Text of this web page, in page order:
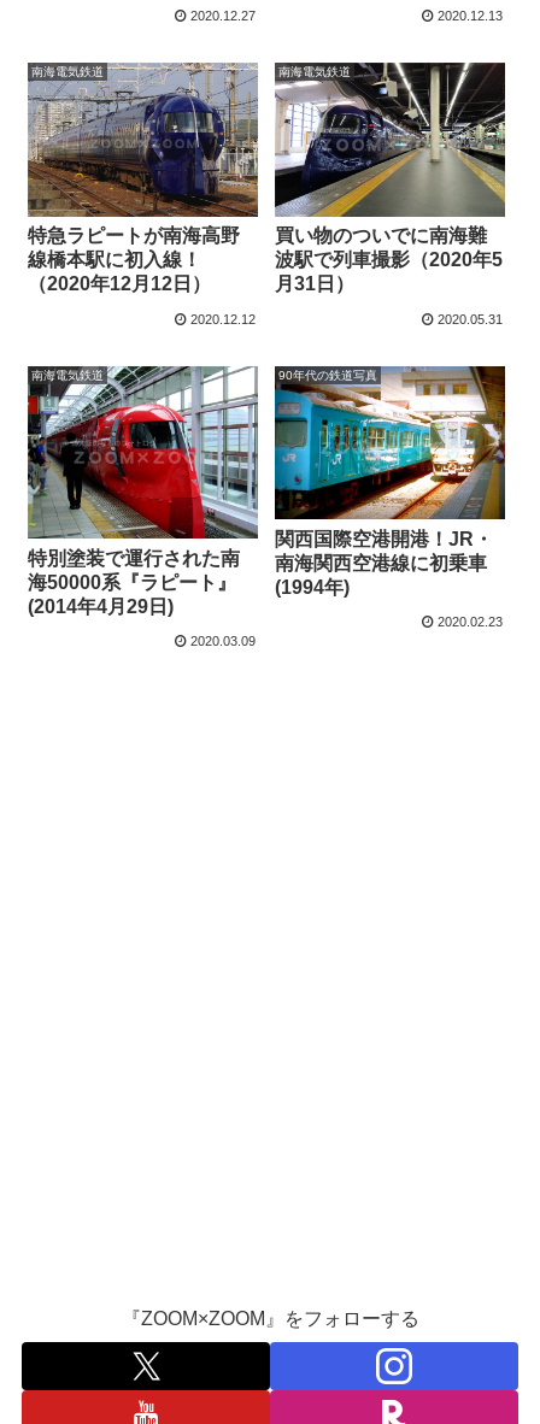
2020.12.27 2020.12.13
南海電気鉄道
特急ラピートが南海高野
線橋本駅に初入線！
（2020年12月12日）
2020.12.12
南海電気鉄道
買い物のついでに南海難
波駅で列車撮影（2020年5
月31日）
2020.05.31
南海電気鉄道
特別塗装で運行された南
海50000系『ラピート』
(2014年4月29日)
2020.03.09
90年代の鉄道写真
関西国際空港開港！JR・
南海関西空港線に初乗車
(1994年)
2020.02.23
『ZOOM×ZOOM』をフォローする